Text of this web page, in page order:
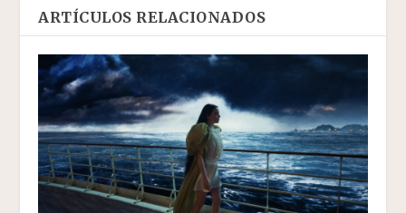
ARTÍCULOS RELACIONADOS